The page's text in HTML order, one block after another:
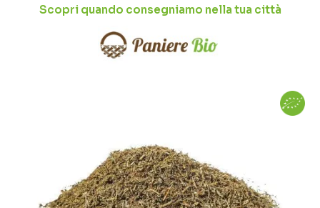
Scopri quando consegniamo nella tua città